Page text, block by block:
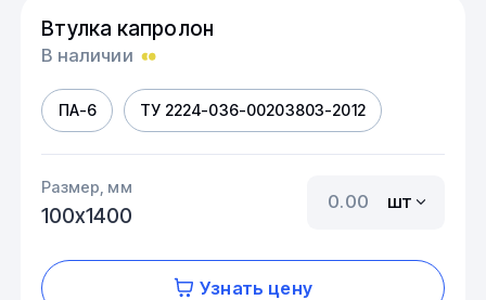
Втулка капролон
В наличии
ПА-6 ТУ 2224-036-00203803-2012
Размер, мм
100х1400
шт
Узнать цену